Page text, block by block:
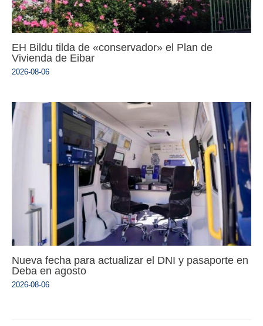
EH Bildu tilda de «conservador» el Plan de
Vivienda de Eibar
2026-08-06
Nueva fecha para actualizar el DNI y pasaporte en
Deba en agosto
2026-08-06